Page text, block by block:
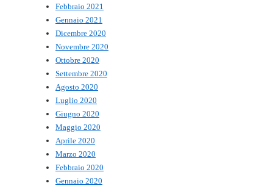
Febbraio 2021
Gennaio 2021
Dicembre 2020
Novembre 2020
Ottobre 2020
Settembre 2020
Agosto 2020
Luglio 2020
Giugno 2020
Maggio 2020
Aprile 2020
Marzo 2020
Febbraio 2020
Gennaio 2020